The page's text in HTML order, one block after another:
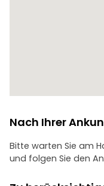
Nach Ihrer
Bitte warten Sie am
und folgen Sie den